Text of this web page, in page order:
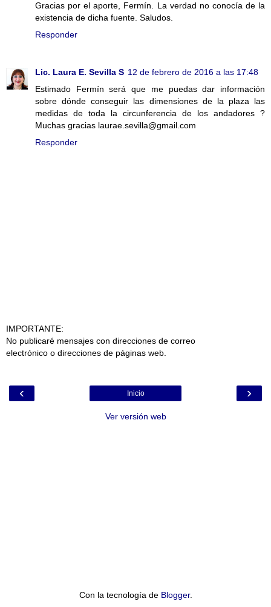
Gracias por el aporte, Fermín. La verdad no conocía de la
existencia de dicha fuente. Saludos.
Responder
Lic. Laura E. Sevilla S 12 de febrero de 2016 a las 17:48
Estimado Fermín será que me puedas dar información
sobre dónde conseguir las dimensiones de la plaza las
medidas de toda la circunferencia de los andadores ?
Muchas gracias laurae.sevilla@gmail.com
Responder
IMPORTANTE:
No publicaré mensajes con direcciones de correo
electrónico o direcciones de páginas web.
‹ ›
Inicio
Ver versión web
Con la tecnología de Blogger.